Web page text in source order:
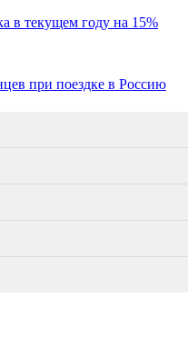
в текущем году на 15%
при поездке в Россию